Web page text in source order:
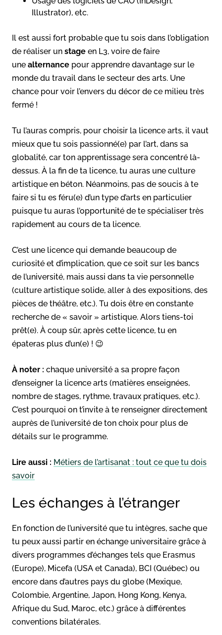
Illustrator), etc.
Il est aussi fort probable que tu sois dans l’obligation
de réaliser un stage en L3, voire de faire
une alternance pour apprendre davantage sur le
monde du travail dans le secteur des arts. Une
chance pour voir l’envers du décor de ce milieu très
fermé !
Tu l’auras compris, pour choisir la licence arts, il vaut
mieux que tu sois passionné(e) par l’art, dans sa
globalité, car ton apprentissage sera concentré là-
dessus. À la fin de ta licence, tu auras une culture
artistique en béton. Néanmoins, pas de soucis à te
faire si tu es féru(e) d’un type d’arts en particulier
puisque tu auras l’opportunité de te spécialiser très
rapidement au cours de ta licence.
C’est une licence qui demande beaucoup de
curiosité et d’implication, que ce soit sur les bancs
de l’université, mais aussi dans ta vie personnelle
(culture artistique solide, aller à des expositions, des
pièces de théâtre, etc.). Tu dois être en constante
recherche de « savoir » artistique. Alors tiens-toi
prêt(e). À coup sûr, après cette licence, tu en
épateras plus d’un(e) ! 😉
À noter : chaque université a sa propre façon
d’enseigner la licence arts (matières enseignées,
nombre de stages, rythme, travaux pratiques, etc.).
C’est pourquoi on t’invite à te renseigner directement
auprès de l’université de ton choix pour plus de
détails sur le programme.
Lire aussi : Métiers de l’artisanat : tout ce que tu dois
savoir
Les échanges à l’étranger
En fonction de l’université que tu intègres, sache que
tu peux aussi partir en échange universitaire grâce à
divers programmes d’échanges tels que Erasmus
(Europe), Micefa (USA et Canada), BCI (Québec) ou
encore dans d’autres pays du globe (Mexique,
Colombie, Argentine, Japon, Hong Kong, Kenya,
Afrique du Sud, Maroc, etc.) grâce à différentes
conventions bilatérales.